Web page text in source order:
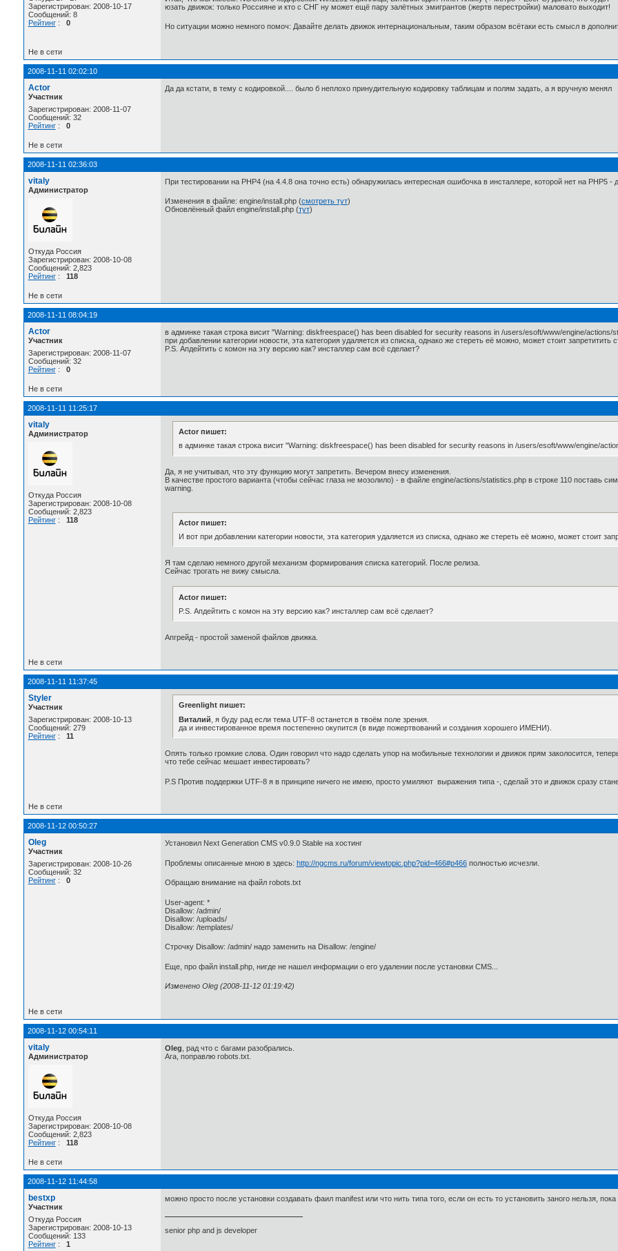
Зарегистрирован: 2008-10-17
Сообщений: 8
Рейтинг: 0
юзать движок: только Россияне и кто с СНГ ну может ещё пару залётных эмигрантов (жертв перестройки) маловато выходит!
Но ситуации можно немного помоч: Давайте делать движок интернациональным, таким образом всётаки есть смысл в
Не в сети
2008-11-11 02:02:10
Actor
Участник
Зарегистрирован: 2008-11-07
Сообщений: 32
Рейтинг: 0
Да да кстати, в тему с кодировкой.... было б неплохо принудительную кодировку таблицам и полям задать, а я вручную менял
Не в сети
2008-11-11 02:36:03
vitaly
Администратор
Откуда Россия
Зарегистрирован: 2008-10-08
Сообщений: 2,823
Рейтинг: 118
При тестировании на PHP4 (на 4.4.8 она точно есть) обнаружилась интересная ошибочка в инсталлере, которой нет на PHP5 -
Изменения в файле: engine/install.php (смотреть тут)
Обновлённый файл engine/install.php (тут)
Не в сети
2008-11-11 08:04:19
Actor
Участник
Зарегистрирован: 2008-11-07
Сообщений: 32
Рейтинг: 0
в админке такая строка висит "Warning: diskfreespace() has been disabled for security reasons in /users/esoft/www/engine/
при добавлении категории новости, эта категория удаляется из списка, однако же стереть её можно, может стоит запретитить
P.S. Апдейтить с комон на эту версию как? инсталлер сам всё сделает?
Не в сети
2008-11-11 11:25:17
vitaly
Администратор
Откуда Россия
Зарегистрирован: 2008-10-08
Сообщений: 2,823
Рейтинг: 118
Actor пишет:
в админке такая строка висит "Warning: diskfreespace() has been disabled for security reasons in /users/esoft/www/engine/
Да, я не учитывал, что эту функцию могут запретить. Вечером внесу изменения.
В качестве простого варианта (чтобы сейчас глаза не мозолило) - в файле engine/actions/statistics.php в строке 110 поставь
warning.
Actor пишет:
И вот при добавлении категории новости, эта категория удаляется из списка, однако же стереть её можно, может стоит
Я там сделаю немного другой механизм формирования списка категорий. После релиза.
Сейчас трогать не вижу смысла.
Actor пишет:
P.S. Апдейтить с комон на эту версию как? инсталлер сам всё сделает?
Апгрейд - простой заменой файлов движка.
Не в сети
2008-11-11 11:37:45
Styler
Участник
Зарегистрирован: 2008-10-13
Сообщений: 279
Рейтинг: 11
Greenlight пишет:
Виталий , я буду рад если тема UTF-8 останется в твоём поле зрения.
да и инвестированное время постепенно окупится (в виде пожертвований и создания хорошего ИМЕНИ).
Опять только громкие слова. Один говорил что надо сделать упор на мобильные технологии и движок прям заколосится,
что тебе сейчас мешает инвестировать?
P.S Против поддержки UTF-8 я в принципе ничего не имею, просто умиляют выражения типа -, сделай это и движок сразу
Не в сети
2008-11-12 00:50:27
Oleg
Участник
Зарегистрирован: 2008-10-26
Сообщений: 32
Рейтинг: 0
Установил Next Generation CMS v0.9.0 Stable на хостинг
Проблемы описанные мною в здесь: http://ngcms.ru/forum/viewtopic.php?pid=466#p466полностью исчезли.
Обращаю внимание на файл robots.txt
User-agent: *
Disallow: /admin/
Disallow: /uploads/
Disallow: /templates/
Строчку Disallow: /admin/ надо заменить на Disallow: /engine/
Еще, про файл install.php, нигде не нашел информации о его удалении после установки CMS...
Изменено Oleg (2008-11-12 01:19:42)
Не в сети
2008-11-12 00:54:11
vitaly
Администратор
Откуда Россия
Зарегистрирован: 2008-10-08
Сообщений: 2,823
Рейтинг: 118
Oleg , рад что с багами разобрались.
Ага, поправлю robots.txt.
Не в сети
2008-11-12 11:44:58
bestxp
Участник
Откуда Россия
Зарегистрирован: 2008-10-13
Сообщений: 133
Рейтинг: 1
можно просто после установки создавать фаил manifest или что нить типа того, если он есть то установить заного нельзя, пока
senior php and js developer